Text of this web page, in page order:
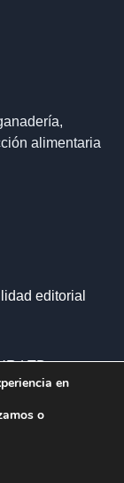
alimentaria
editorial
LTD ·
en
o